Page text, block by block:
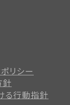
リシー
針
る行動指針